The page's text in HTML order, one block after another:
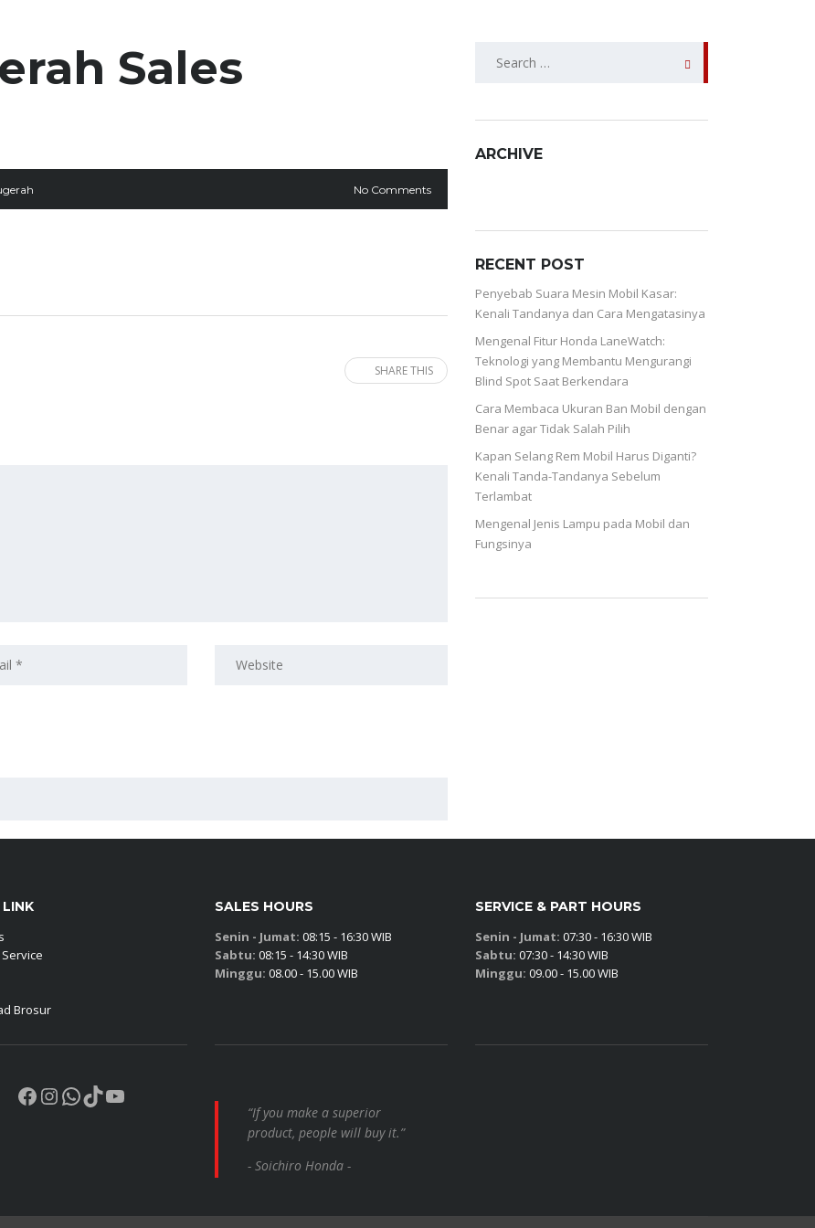
Sales
No Comments
SHARE THIS
SEARCH
ARCHIVE
RECENT POST
Penyebab Suara Mesin Mobil Kasar:
Kenali Tandanya dan Cara Mengatasinya
Mengenal Fitur Honda LaneWatch:
Teknologi yang Membantu Mengurangi
Blind Spot Saat Berkendara
Cara Membaca Ukuran Ban Mobil dengan
Benar agar Tidak Salah Pilih
Kapan Selang Rem Mobil Harus Diganti?
Kenali Tanda-Tandanya Sebelum
Terlambat
Mengenal Jenis Lampu pada Mobil dan
Fungsinya
Brosur
SALES HOURS
Senin - Jumat: 08:15 - 16:30 WIB
Sabtu: 08:15 - 14:30 WIB
Minggu: 08.00 - 15.00 WIB
SERVICE & PART HOURS
Senin - Jumat: 07:30 - 16:30 WIB
Sabtu: 07:30 - 14:30 WIB
Minggu: 09.00 - 15.00 WIB
Facebook
Instagram
WhatsApp
TikTok
YouTube
“If you make a superior
product, people will buy it.”
- Soichiro Honda -